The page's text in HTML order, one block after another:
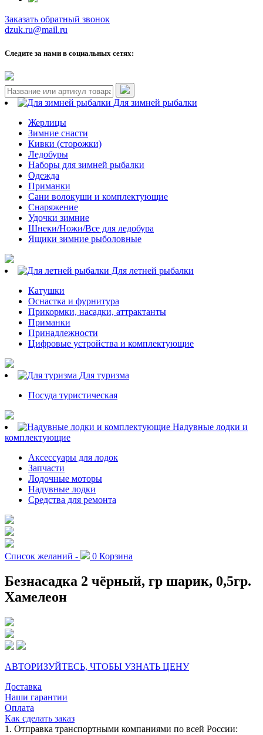
Заказать обратный звонок
dzuk.ru@mail.ru
Следите за нами в социальных сетях:
Для зимней рыбалки
Жерлицы
Зимние снасти
Кивки (сторожки)
Ледобуры
Наборы для зимней рыбалки
Одежда
Приманки
Сани волокуши и комплектующие
Снаряжение
Удочки зимние
Шнеки/Ножи/Все для ледобура
Ящики зимние рыболовные
Для летней рыбалки
Катушки
Оснастка и фурнитура
Прикормки, насадки, аттрактанты
Приманки
Принадлежности
Цифровые устройства и комплектующие
Для туризма
Посуда туристическая
Надувные лодки и
комплектующие
Аксессуары для лодок
Запчасти
Лодочные моторы
Надувные лодки
Средства для ремонта
Список желаний - 0 Корзина
Безнасадка 2 чёрный, гр шарик, 0,5гр.
Хамелеон
АВТОРИЗУЙТЕСЬ, ЧТОБЫ УЗНАТЬ ЦЕНУ
Доставка
Наши гарантии
Оплата
Как сделать заказ
1. Отправка транспортными компаниями по всей России: